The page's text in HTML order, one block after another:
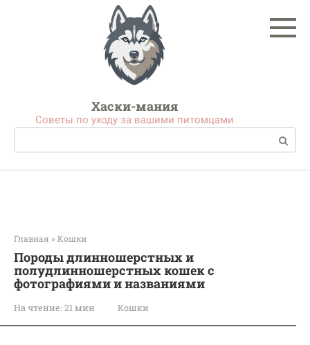
Хаски-мания
Советы по уходу за вашими питомцами
Поиск:
Главная » Кошки
Породы длинношерстных и
полудлинношерстных кошек с
фотографиями и названиями
На чтение: 21 мин Кошки